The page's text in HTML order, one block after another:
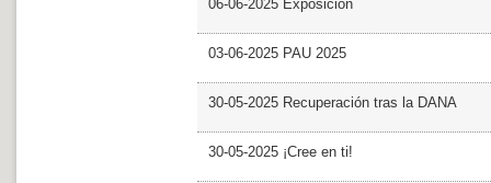
06-06-2025 Exposición
03-06-2025 PAU 2025
30-05-2025 Recuperación tras la DANA
30-05-2025 ¡Cree en ti!